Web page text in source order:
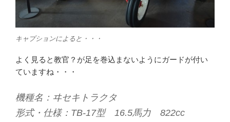
キャプションによると・・・
よく見ると教官？が足を巻込まないようにガードが付い
ていますね・・・
機種名：ヰセキトラクタ
形式・仕様：TB-17型 16.5馬力 822cc